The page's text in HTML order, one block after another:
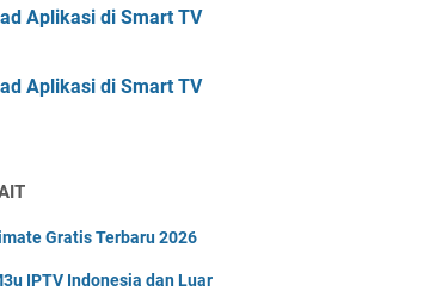
Aplikasi di Smart TV
Aplikasi di Smart TV
Gratis Terbaru 2026
IPTV Indonesia dan Luar